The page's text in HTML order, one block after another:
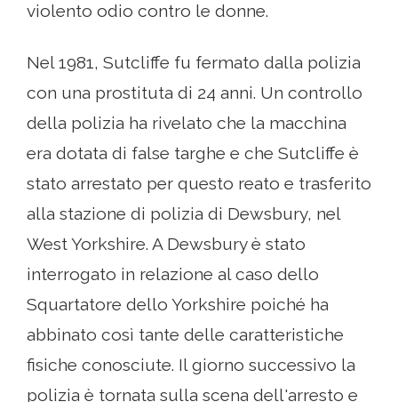
violento odio contro le donne.
Nel 1981, Sutcliffe fu fermato dalla polizia
con una prostituta di 24 anni. Un controllo
della polizia ha rivelato che la macchina
era dotata di false targhe e che Sutcliffe è
stato arrestato per questo reato e trasferito
alla stazione di polizia di Dewsbury, nel
West Yorkshire. A Dewsbury è stato
interrogato in relazione al caso dello
Squartatore dello Yorkshire poiché ha
abbinato così tante delle caratteristiche
fisiche conosciute. Il giorno successivo la
polizia è tornata sulla scena dell'arresto e